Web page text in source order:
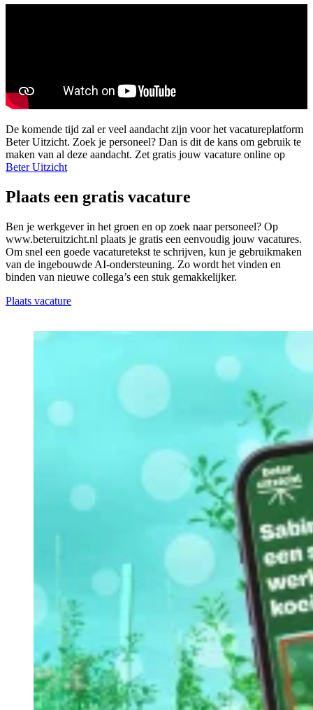
De komende tijd zal er veel aandacht zijn voor het vacatureplatform
Beter Uitzicht. Zoek je personeel? Dan is dit de kans om gebruik te
maken van al deze aandacht. Zet gratis jouw vacature online op
Beter Uitzicht
Plaats een gratis vacature
Ben je werkgever in het groen en op zoek naar personeel? Op
www.beteruitzicht.nl plaats je gratis een eenvoudig jouw vacatures.
Om snel een goede vacaturetekst te schrijven, kun je gebruikmaken
van de ingebouwde AI-ondersteuning. Zo wordt het vinden en
binden van nieuwe collega’s een stuk gemakkelijker.
Plaats vacature